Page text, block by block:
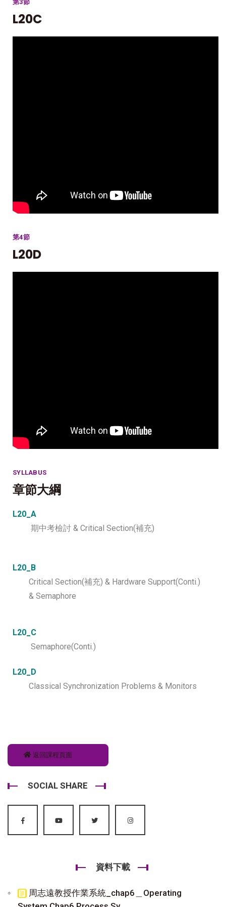
第3節
L20C
第4節
L20D
SYLLABUS
章節大綱
L20_A
期中考檢討 & Critical Section(補充)
L20_B
Critical Section(補充) & Hardware Support(Conti.)
& Semaphore
L20_C
Semaphore(Conti.)
L20_D
Classical Synchronization Problems & Monitors
返回課程頁面
SOCIAL SHARE
資料下載
周志遠教授作業系統_chap6＿Operating